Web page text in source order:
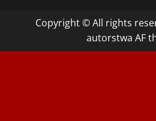
Copyright © All rights
autorstwa AF